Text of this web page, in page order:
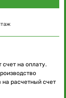
на оплату.
на расчетный счет